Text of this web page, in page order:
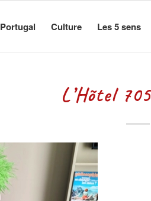
Portugal Culture Les 5 sens
L’Hõtel